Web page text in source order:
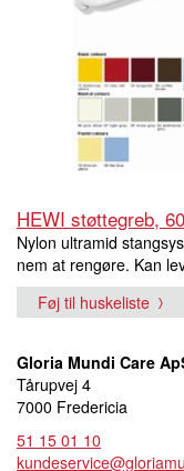
HEWI støttegreb,
Nylon ultramid
nem at rengøre. Kan
Føj til huskeliste
Gloria Mundi Care
Tårupvej 4
7000 Fredericia
51 15 01 10